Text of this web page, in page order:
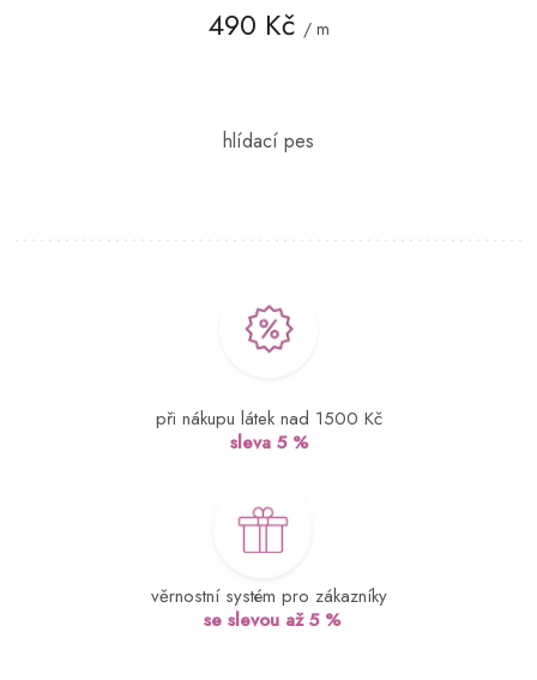
490 Kč / m
při nákupu látek nad 1500 Kč
sleva 5 %
věrnostní systém pro zákazníky
se slevou až 5 %